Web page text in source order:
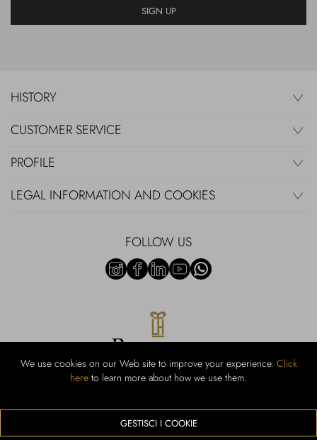
We use cookies on our Web site to improve your experience. Click
here to learn more about how we use them.
GESTISCI I COOKIE
SIGN UP
HISTORY
CUSTOMER SERVICE
PROFILE
LEGAL INFORMATION AND COOKIES
FOLLOW US
Rubinacci S.r.l.: Viale Gramsci, 15 - 80122 Naples - P.Iva 00436210637 -